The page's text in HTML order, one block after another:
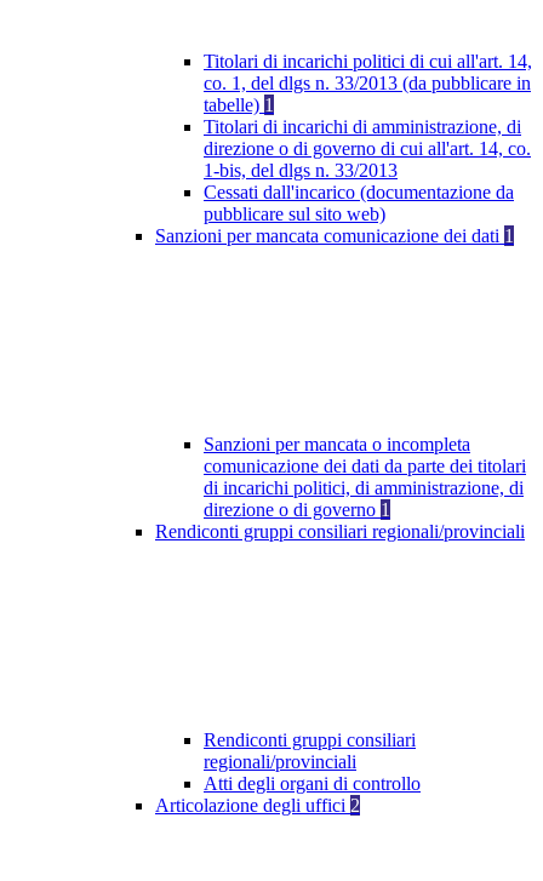
Titolari di incarichi politici di cui all'art. 14,
co. 1, del dlgs n. 33/2013 (da pubblicare in
tabelle) 1
Titolari di incarichi di amministrazione, di
direzione o di governo di cui all'art. 14, co.
1-bis, del dlgs n. 33/2013
Cessati dall'incarico (documentazione da
pubblicare sul sito web)
Sanzioni per mancata comunicazione dei dati 1
Sanzioni per mancata o incompleta
comunicazione dei dati da parte dei titolari
di incarichi politici, di amministrazione, di
direzione o di governo 1
Rendiconti gruppi consiliari regionali/provinciali
Rendiconti gruppi consiliari
regionali/provinciali
Atti degli organi di controllo
Articolazione degli uffici 2